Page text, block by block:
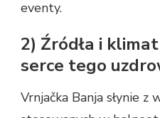
eventy.
2) Źródła i klimat
serce tego
Vrnjačka Banja słynie z